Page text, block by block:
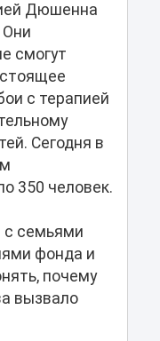
Дюшенна
Они
смогут
с терапией
Сегодня в
350 человек.
с семьями
фонда и
почему
вызвало